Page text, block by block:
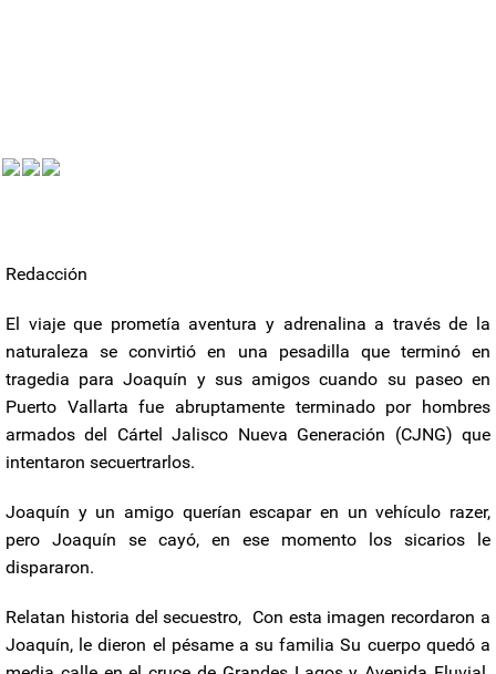
Redacción
El viaje que prometía aventura y adrenalina a través de la
naturaleza se convirtió en una pesadilla que terminó en
tragedia para Joaquín y sus amigos cuando su paseo en
Puerto Vallarta fue abruptamente terminado por hombres
armados del Cártel Jalisco Nueva Generación (CJNG) que
intentaron secuertrarlos.
Joaquín y un amigo querían escapar en un vehículo razer,
pero Joaquín se cayó, en ese momento los sicarios le
dispararon.
Relatan historia del secuestro, Con esta imagen recordaron a
Joaquín, le dieron el pésame a su familia Su cuerpo quedó a